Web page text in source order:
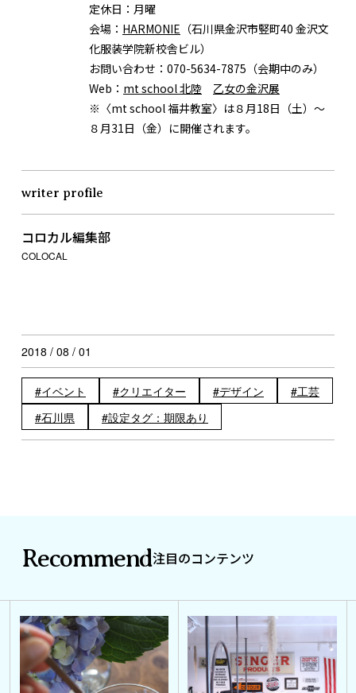
定休日： 月曜
会場： HARMONIE （石川県金沢市竪町40 金沢文
化服装学院新校舎ビル）
お問い合わせ： 070-5634-7875（会期中のみ）
Web： mt school 北陸
乙女の金沢展
※〈mt school 福井教室〉は８月18日（土）〜
８月31日（金）に開催されます。
writer profile
コロカル編集部
COLOCAL
2018 / 08 / 01
イベント クリエイター デザイン
工芸
石川県
設定タグ：期限あり
Recommend注目のコンテンツ